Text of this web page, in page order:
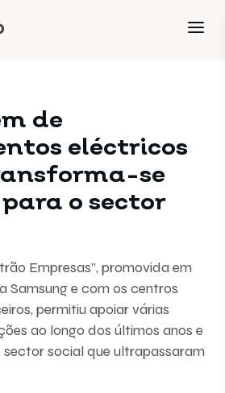
de
eléctricos
se
o sector
Empresas”, promovida em
Samsung e com os centros
permitiu apoiar várias
ao longo dos últimos anos e
social que ultrapassaram